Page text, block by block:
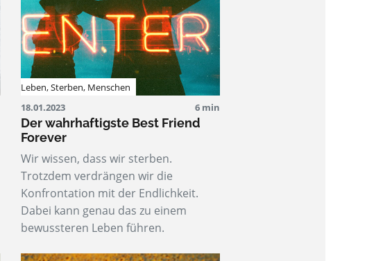
Leben,Sterben, Menschen
18.01.2023
6 min
Der wahrhaftigste Best Friend
Forever
Wir wissen, dass wir sterben.
Trotzdem verdrängen wir die
Konfrontation mit der Endlichkeit.
Dabei kann genau das zu einem
bewussteren Leben führen.